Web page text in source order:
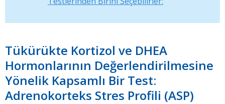
Tükürükte Kortizol ve DHEA
Hormonlarının Değerlendirilmesine
Yönelik Kapsamlı Bir Test:
Adrenokorteks Stres Profili (ASP)